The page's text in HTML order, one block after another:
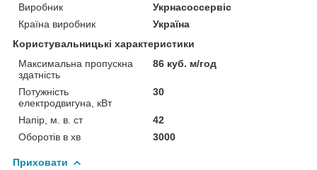
Виробник
Укрнасоссервіс
Країна виробник
Україна
Користувальницькі характеристики
Максимальна пропускна
здатність
86 куб. м/год
Потужність
електродвигуна, кВт
30
Напір, м. в. ст
42
Оборотів в хв
3000
Приховати